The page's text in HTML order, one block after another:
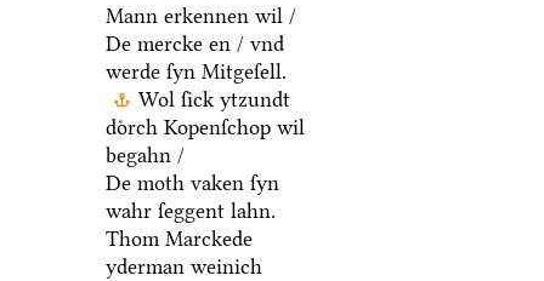
Mann erkennen wil /
De mercke en / vnd
werde ſyn Mitgeſell.
Wol ſick ytzundt
doͤrch Kopenſchop wil
begahn /
De moth vaken ſyn
wahr ſeggent lahn.
Thom Marckede
yderman weinich